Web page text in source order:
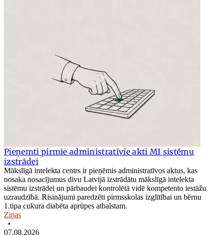
Pieņemti pirmie administratīvie akti MI sistēmu
izstrādei
Mākslīgā intelekta centrs ir pieņēmis administratīvos aktus, kas
nosaka nosacījumus divu Latvijā izstrādātu mākslīgā intelekta
sistēmu izstrādei un pārbaudei kontrolētā vidē kompetento iestāžu
uzraudzībā. Risinājumi paredzēti pirmsskolas izglītībai un bērnu
1.tipa cukura diabēta aprūpes atbalstam.
Ziņas
•
07.08.2026